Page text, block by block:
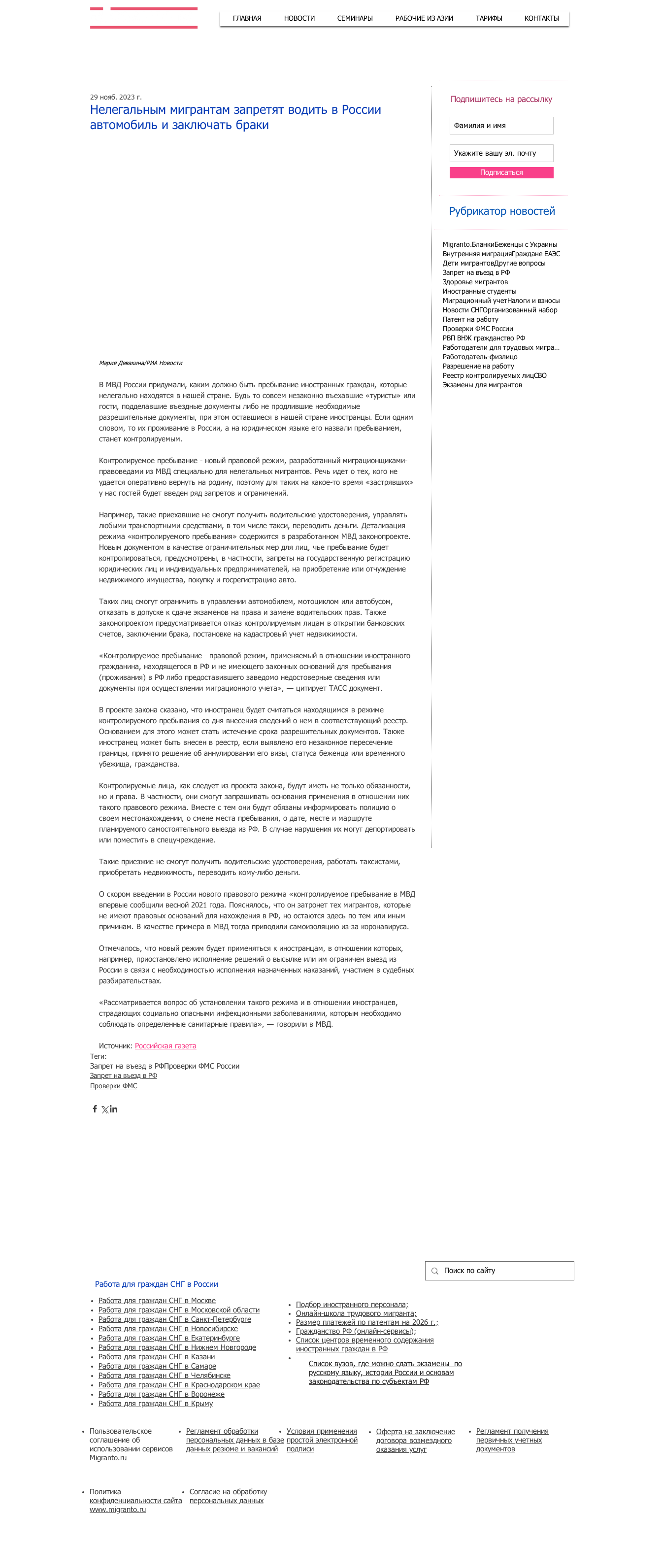
ГЛАВНАЯ НОВОСТИ СЕМИНАРЫ РАБОЧИЕ ИЗ АЗИИ ТАРИФЫ КОНТАКТЫ
Нелегальным мигрантам запретят водить в России
автомобиль и заключать браки
29 нояб. 2023 г.
Мария Девахина/РИА Новости
В МВД России придумали, каким должно быть пребывание иностранных граждан, которые
нелегально находятся в нашей стране. Будь то совсем незаконно въехавшие «туристы» или
гости, подделавшие въездные документы либо не продлившие необходимые
разрешительные документы, при этом оставшиеся в нашей стране иностранцы. Если одним
словом, то их проживание в России, а на юридическом языке его назвали пребыванием,
станет контролируемым.
Контролируемое пребывание - новый правовой режим, разработанный миграционщиками-
правоведами из МВД специально для нелегальных мигрантов. Речь идет о тех, кого не
удается оперативно вернуть на родину, поэтому для таких на какое-то время «застрявших»
у нас гостей будет введен ряд запретов и ограничений.
Например, такие приехавшие не смогут получить водительские удостоверения, управлять
любыми транспортными средствами, в том числе такси, переводить деньги. Детализация
режима «контролируемого пребывания» содержится в разработанном МВД законопроекте.
Новым документом в качестве ограничительных мер для лиц, чье пребывание будет
контролироваться, предусмотрены, в частности, запреты на государственную регистрацию
юридических лиц и индивидуальных предпринимателей, на приобретение или отчуждение
недвижимого имущества, покупку и госрегистрацию авто.
Таких лиц смогут ограничить в управлении автомобилем, мотоциклом или автобусом,
отказать в допуске к сдаче экзаменов на права и замене водительских прав. Также
законопроектом предусматривается отказ контролируемым лицам в открытии банковских
счетов, заключении брака, постановке на кадастровый учет недвижимости.
«Контролируемое пребывание - правовой режим, применяемый в отношении иностранного
гражданина, находящегося в РФ и не имеющего законных оснований для пребывания
(проживания) в РФ либо предоставившего заведомо недостоверные сведения или
документы при осуществлении миграционного учета», — цитирует ТАСС документ.
В проекте закона сказано, что иностранец будет считаться находящимся в режиме
контролируемого пребывания со дня внесения сведений о нем в соответствующий реестр.
Основанием для этого может стать истечение срока разрешительных документов. Также
иностранец может быть внесен в реестр, если выявлено его незаконное пересечение
границы, принято решение об аннулировании его визы, статуса беженца или временного
убежища, гражданства.
Контролируемые лица, как следует из проекта закона, будут иметь не только обязанности,
но и права. В частности, они смогут запрашивать основания применения в отношении них
такого правового режима. Вместе с тем они будут обязаны информировать полицию о
своем местонахождении, о смене места пребывания, о дате, месте и маршруте
планируемого самостоятельного выезда из РФ. В случае нарушения их могут депортировать
или поместить в спецучреждение.
Такие приезжие не смогут получить водительские удостоверения, работать таксистами,
приобретать недвижимость, переводить кому-либо деньги.
О скором введении в России нового правового режима «контролируемое пребывание в МВД
впервые сообщили весной 2021 года. Пояснялось, что он затронет тех мигрантов, которые
не имеют правовых оснований для нахождения в РФ, но остаются здесь по тем или иным
причинам. В качестве примера в МВД тогда приводили самоизоляцию из-за коронавируса.
Отмечалось, что новый режим будет применяться к иностранцам, в отношении которых,
например, приостановлено исполнение решений о высылке или им ограничен выезд из
России в связи с необходимостью исполнения назначенных наказаний, участием в судебных
разбирательствах.
«Рассматривается вопрос об установлении такого режима и в отношении иностранцев,
страдающих социально опасными инфекционными заболеваниями, которым необходимо
соблюдать определенные санитарные правила», — говорили в МВД.
Источник: Российская газета
Теги:
Запрет на въезд в РФПроверки ФМС России
Запрет на въезд в РФ
Проверки ФМС
Подпишитесь на рассылку
Подписаться
Рубрикатор новостей
Migranto.Бланки Беженцы с Украины
Внутренняя миграция Граждане ЕАЭС
Дети мигрантовДругие вопросы
Запрет на въезд в РФ
Здоровье мигрантов
Иностранные студенты
Миграционный учетНалоги и взносы
Новости СНГ Организованный набор
Патент на работу
Проверки ФМС России
РВП ВНЖ гражданство РФ
Работодатели для трудовых мигрантов
Работодатель-физлицо
Разрешение на работу
Реестр контролируемых лицСВО
Экзамены для мигрантов
Работа для граждан СНГ в России
Работа для граждан СНГ в Москве
Работа для граждан СНГ в Московской области
Работа для граждан СНГ в Санкт-Петербурге
Работа для граждан СНГ в Новосибирске
Работа для граждан СНГ в Екатеринбурге
Работа для граждан СНГ в Нижнем Новгороде
Работа для граждан СНГ в Казани
Работа для граждан СНГ в Самаре
Работа для граждан СНГ в Челябинске
Работа для граждан СНГ в Краснодарском крае
Работа для граждан СНГ в Воронеже
Работа для граждан СНГ в Крыму
Пользовательское
соглашение об
использовании сервисов
Migranto.ru
Регламент обработки
персональных данных в базе
данных резюме и вакансий
Политика
конфиденциальности сайта
www.migranto.ru
Согласие на обработку
персональных данных
Список вузов, где можно сдать экзамены по
русскому языку, истории России и основам
законодательства по субъектам РФ
Подбор иностранного персонала;
Онлайн-школа трудового мигранта;
Размер платежей по патентам на 2026 г.;
Гражданство РФ (онлайн-сервисы);
Список центров временного содержания
иностранных граждан в РФ
Условия применения
простой электронной
подписи
​Оферта на заключение
договора возмездного
оказания услуг
Регламент получения
первичных учетных
документов